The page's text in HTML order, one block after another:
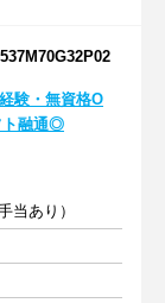
験・無資格O
ト融通◎
当あり）